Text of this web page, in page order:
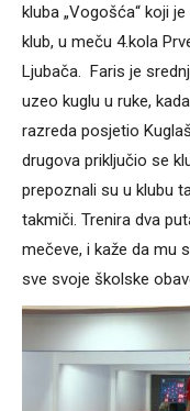
kluba „Vogošća“ koji
klub, u meču 4.kola
Ljubača. Faris je
uzeo kuglu u ruke,
razreda posjetio
drugova priključio se
prepoznali su u klubu
takmiči. Trenira dva
mečeve, i kaže da mu
sve svoje školske